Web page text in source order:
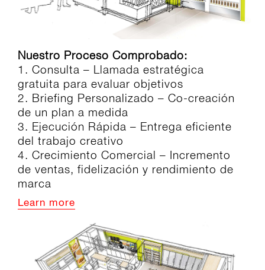
Nuestro Proceso Comprobado:
1. Consulta – Llamada estratégica
gratuita para evaluar objetivos
2. Briefing Personalizado – Co-creación
de un plan a medida
3. Ejecución Rápida – Entrega eficiente
del trabajo creativo
4. Crecimiento Comercial – Incremento
de ventas, fidelización y rendimiento de
marca
Learn more